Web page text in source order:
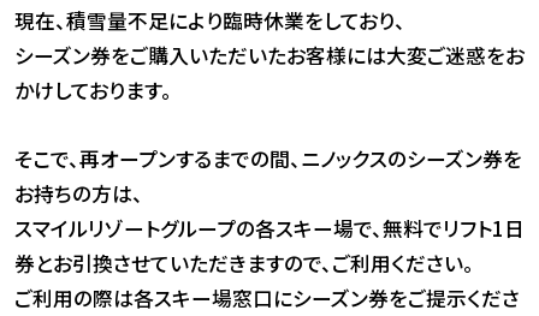
現在、積雪量不足により臨時休業をしており、
シーズン券をご購入いただいたお客様には大変ご迷惑をお
かけしております。
そこで、再オープンするまでの間、ニノックスのシーズン券を
お持ちの方は、
スマイルリゾートグループの各スキー場で、無料でリフト1日
券とお引換させていただきますので、ご利用ください。
ご利用の際は各スキー場窓口にシーズン券をご提示くださ